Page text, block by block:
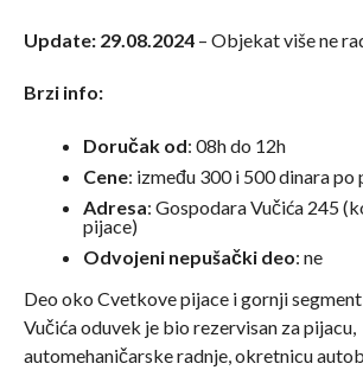
Update: 29.08.2024– Objekat više ne
Brzi info:
Doručak od: 08h do 12h
Cene: između 300 i 500 dinara po
Adresa: Gospodara Vučića 245
pijace)
Odvojeni nepušački deo: ne
Deo oko Cvetkove pijace i gornji
Vučića oduvek je bio rezervisan za pijacu,
automehaničarske radnje, okretnicu